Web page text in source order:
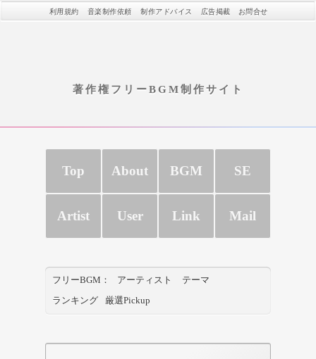
著作権フリーBGM制作サイト
利用規約 音楽制作依頼 制作アドバイス 広告掲載 お問合せ
Top About BGM SE
Artist User Link Mail
フリーBGM： アーティスト テーマ
ランキング 厳選Pickup